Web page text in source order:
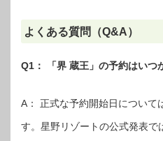
よくある質問（Q&A）
Q1： 「界 蔵王」の予約はいつ
A： 正式な予約開始日について
す。星野リゾートの公式発表で